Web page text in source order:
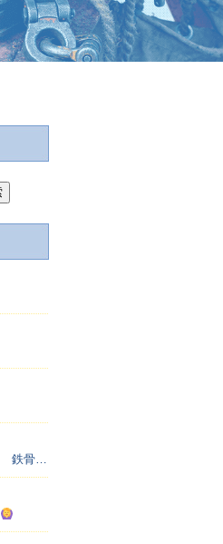
㈱右田工業 福山市鉄骨鳶 鉄骨建方